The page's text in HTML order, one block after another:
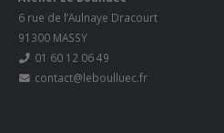
6 rue de l’Aulnaye Dracourt
91300 MASSY
01 60 12 06 49
contact@leboulluec.fr